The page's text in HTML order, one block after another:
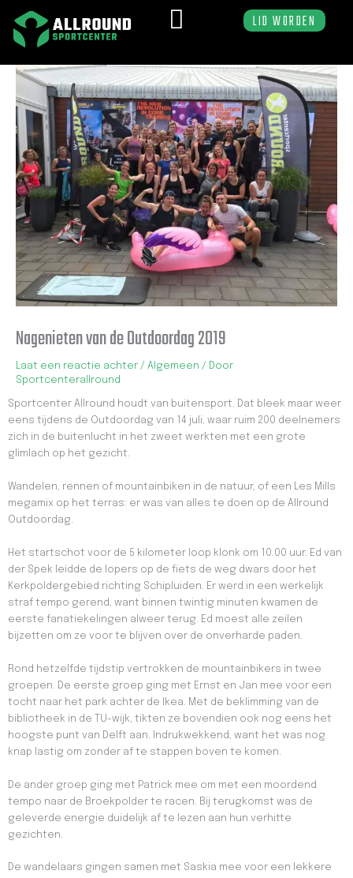
naar
LID WORDEN
Nagenieten van de Outdoordag 2019
Laat een reactie achter / Algemeen / Door
Sportcenterallround
Sportcenter Allround houdt van buitensport. Dat bleek maar weer
eens tijdens de Outdoordag van 14 juli, waar ruim 200 deelnemers
zich in de buitenlucht in het zweet werkten met een grote
glimlach op het gezicht.
Wandelen, rennen of mountainbiken in de natuur, of een Les Mills
megamix op het terras: er was van alles te doen op de Allround
Outdoordag.
Het startschot voor de 5 kilometer loop klonk om 10.00 uur. Ed van
der Spek leidde de lopers op de fiets de weg dwars door het
Kerkpoldergebied richting Schipluiden. Er werd in een werkelijk
straf tempo gerend, want binnen twintig minuten kwamen de
eerste fanatiekelingen alweer terug. Ed moest alle zeilen
bijzetten om ze voor te blijven over de onverharde paden.
Rond hetzelfde tijdstip vertrokken de mountainbikers in twee
groepen. De eerste groep ging met Ernst en Jan mee voor een
tocht naar het park achter de Ikea. Met de beklimming van de
bibliotheek in de TU-wijk, tikten ze bovendien ook nog eens het
hoogste punt van Delft aan. Indrukwekkend, want het was nog
knap lastig om zonder af te stappen boven te komen.
De ander groep ging met Patrick mee om met een moordend
tempo naar de Broekpolder te racen. Bij terugkomst was de
geleverde energie duidelijk af te lezen aan hun verhitte
gezichten.
De wandelaars gingen samen met Saskia mee voor een lekkere